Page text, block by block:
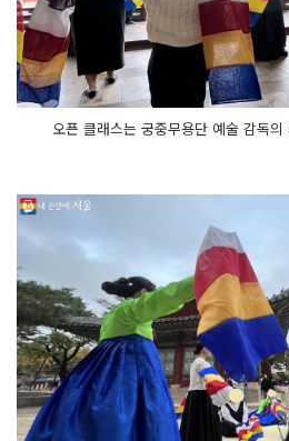
오픈 클래스는 궁중무용단 예술 감독